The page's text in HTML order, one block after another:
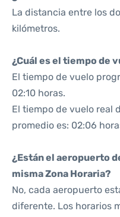
La distancia entre los
kilómetros.
¿Cuál es el tiempo de
El tiempo de vuelo
02:10 horas.
El tiempo de vuelo real
promedio es: 02:06
¿Están el aeropuerto
misma Zona Horaria?
No, cada aeropuerto
diferente. Los horarios